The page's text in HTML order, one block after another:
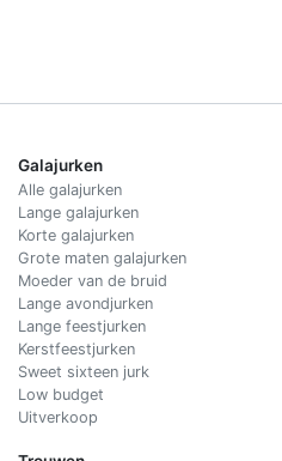
Galajurken
Alle galajurken
Lange galajurken
Korte galajurken
Grote maten galajurken
Moeder van de bruid
Lange avondjurken
Lange feestjurken
Kerstfeestjurken
Sweet sixteen jurk
Low budget
Uitverkoop